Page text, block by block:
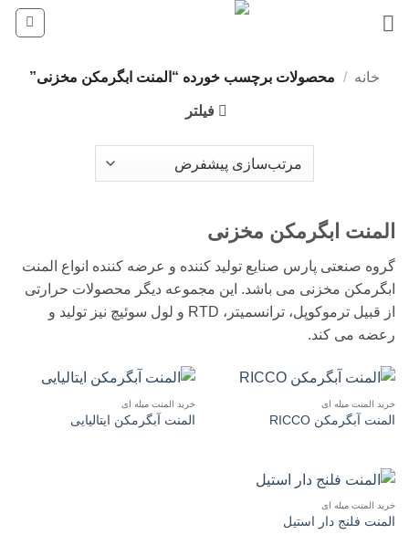
خانه / محصولات برچسب خورده “المنت ابگرمکن مخزنی”
فیلتر
المنت ابگرمکن مخزنی
گروه صنعتی پارس صنایع تولید کننده و عرضه کننده انواع المنت
ابگرمکن مخزنی می باشد. این مجموعه دیگر محصولات حرارتی
از قبیل ترموکوپل، ترانسمیتر، RTD و لول سوئیچ نیز تولید و
رعضه می کند.
خرید المنت میله ای
المنت آبگرمکن RICCO
خرید المنت میله ای
المنت آبگرمکن ایتالیایی
خرید المنت میله ای
المنت فلنج دار استیل